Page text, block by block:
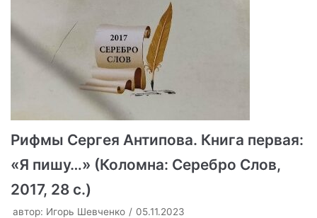
Рифмы Сергея Антипова. Книга первая:
«Я пишу…» (Коломна: Серебро Слов,
2017, 28 с.)
автор: Игорь Шевченко 05.11.2023